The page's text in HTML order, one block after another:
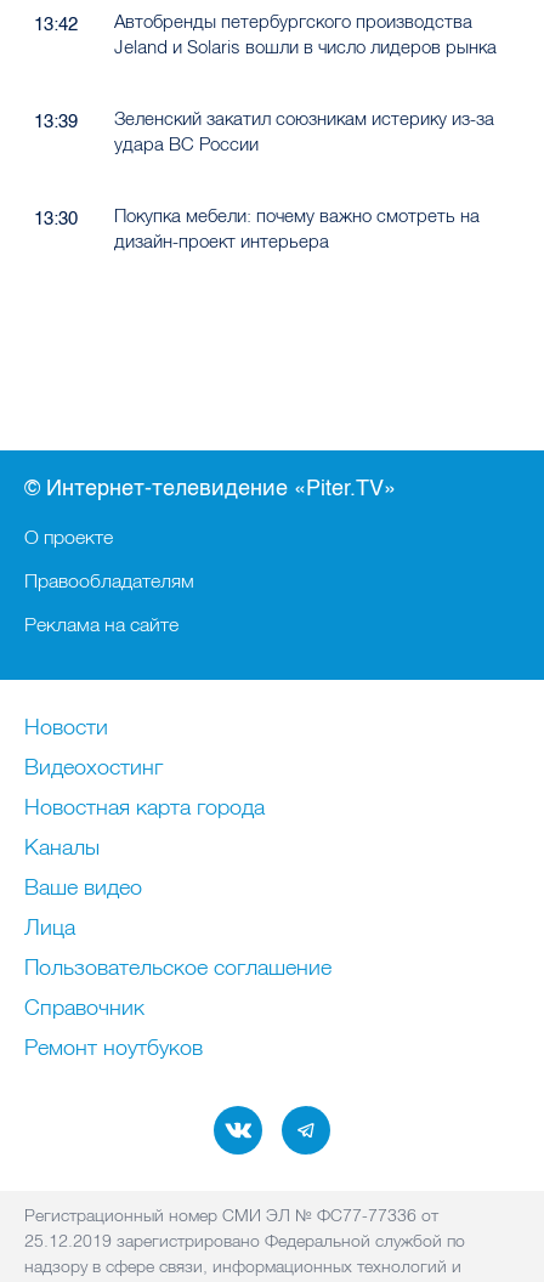
13:42
Автобренды петербургского производства
Jeland и Solaris вошли в число лидеров рынка
13:39
Зеленский закатил союзникам истерику из-за
удара ВС России
13:30
Покупка мебели: почему важно смотреть на
дизайн-проект интерьера
© Интернет-телевидение «Piter.TV»
О проекте
Правообладателям
Реклама на сайте
Новости
Видеохостинг
Новостная карта города
Каналы
Ваше видео
Лица
Пользовательское соглашение
Справочник
Ремонт нoутбуков
Регистрационный номер СМИ ЭЛ № ФС77-77336 от
25.12.2019 зарегистрировано Федеральной службой по
надзору в сфере связи, информационных технологий и